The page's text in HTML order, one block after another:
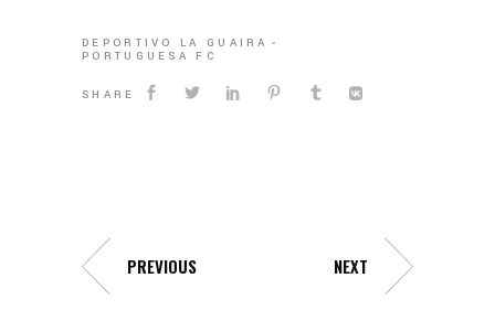
DEPORTIVO LA GUAIRA
PORTUGUESA FC
SHARE
PREVIOUS NEXT